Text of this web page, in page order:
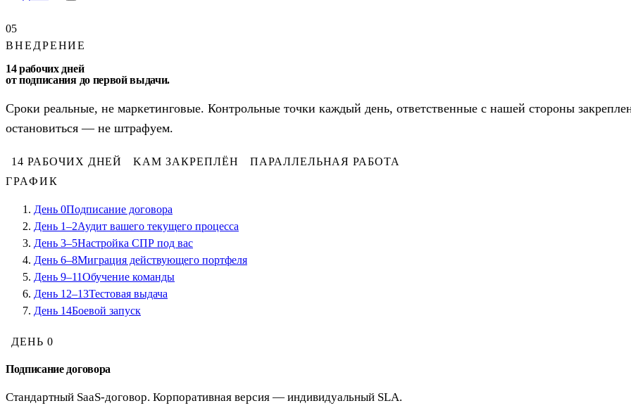
05
ВНЕДРЕНИЕ
14 рабочих дней
от подписания до первой выдачи.
Сроки реальные, не маркетинговые. Контрольные точки каждый день, ответственные с нашей стороны
остановиться — не штрафуем.
14 РАБОЧИХ ДНЕЙ KAM ЗАКРЕПЛЁН
ПАРАЛЛЕЛЬНАЯ РАБОТА
ГРАФИК
День 0Подписание договора
День 1–2Аудит вашего текущего процесса
День 3–5Настройка СПР под вас
День 6–8Миграция действующего портфеля
День 9–11Обучение команды
День 12–13Тестовая выдача
День 14Боевой запуск
ДЕНЬ 0
Подписание договора
Стандартный SaaS-договор. Корпоративная версия — индивидуальный SLA.